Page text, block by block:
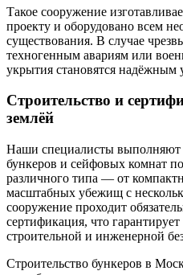
Такое сооружение
проекту и оборудовано всем
существования. В случае
техногенным авариям или
укрытия становятся надёжным
Строительство и
землёй
Наши специалисты выполняют
бункеров и сейфовых комнат
различного типа — от
масштабных убежищ с
сооружение проходит
сертификация, что
строительной и инженерной
Строительство бункеров в